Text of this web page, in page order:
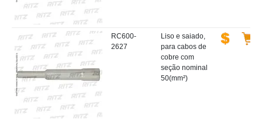
RC600-
2627
Liso e saiado,
para cabos de
cobre com
seção nominal
50(mm²)